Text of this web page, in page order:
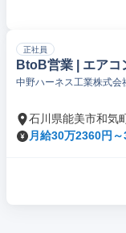
正社員
BtoB営業 | エアコ
中野ハーネス工業株式会
石川県能美市和気
月給30万2360円～